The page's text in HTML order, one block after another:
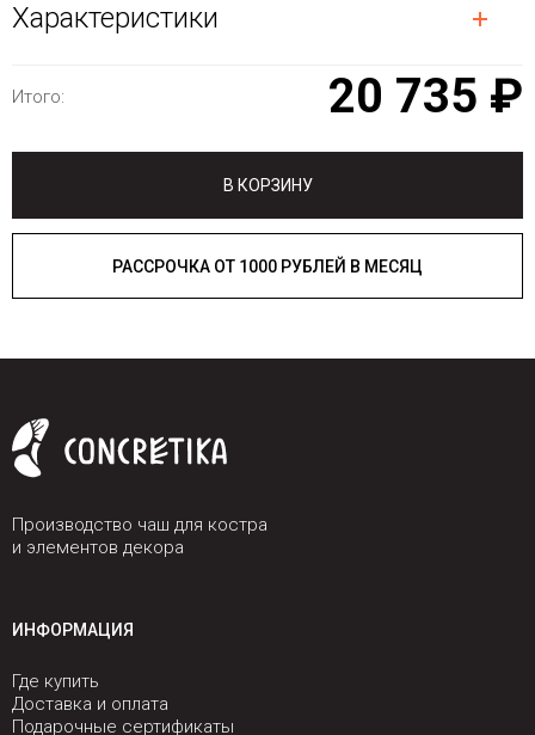
Характеристики
Итого: 20 735 ₽
В КОРЗИНУ
РАССРОЧКА ОТ 1000 РУБЛЕЙ В МЕСЯЦ
Производство чаш для костра
и элементов декора
ИНФОРМАЦИЯ
Где купить
Доставка и оплата
Подарочные сертификаты